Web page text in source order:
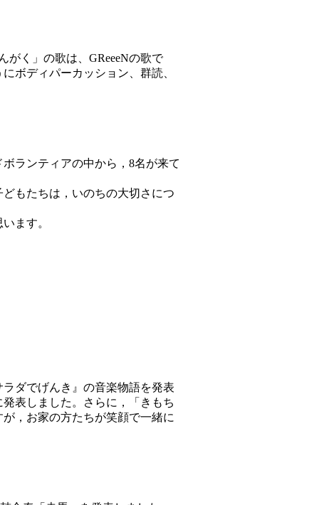
く」の歌は、GReeeNの歌で
ボディパーカッション、群読、
ランティアの中から，8名が来て
もたちは，いのちの大切さにつ
ます。
ダでげんき』の音楽物語を発表
表しました。さらに，「きもち
，お家の方たちが笑顔で一緒に